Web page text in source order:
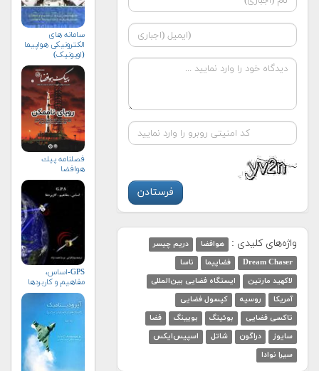
واژه‌های کلیدی : هوافضا
دریم چیسر
Dream Chaser
فضاپیما
ناسا
لاکهید مارتین
ایستگاه فضایی بین‌المللی
آمریکا
روسیه
کپسول فضایی
تاکسی فضایی
بوئینگ بویینگ
فضا
سایوز
دراگون شاتل
اسپیس‌ایکس
سیرا نوادا
سامانه های
الکترونیکی هواپیما
(اویونیک)
فصلنامه پيك
هوافضا
GPS-اساس،
مفاهیم و کاربردها